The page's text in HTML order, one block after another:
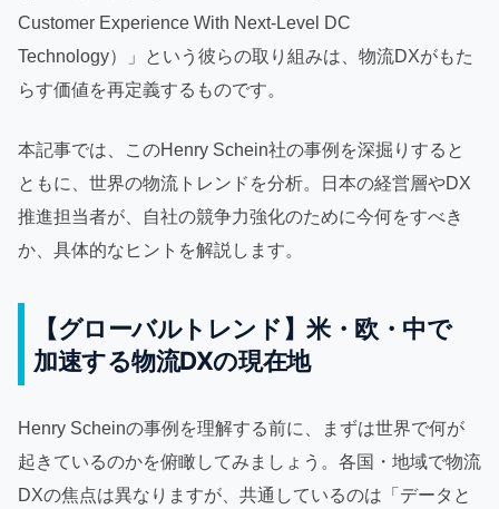
Customer Experience With Next-Level DC
Technology）」という彼らの取り組みは、物流DXがもた
らす価値を再定義するものです。
本記事では、このHenry Schein社の事例を深掘りすると
ともに、世界の物流トレンドを分析。日本の経営層やDX
推進担当者が、自社の競争力強化のために今何をすべき
か、具体的なヒントを解説します。
【グローバルトレンド】米・欧・中で
加速する物流DXの現在地
Henry Scheinの事例を理解する前に、まずは世界で何が
起きているのかを俯瞰してみましょう。各国・地域で物流
DXの焦点は異なりますが、共通しているのは「データと